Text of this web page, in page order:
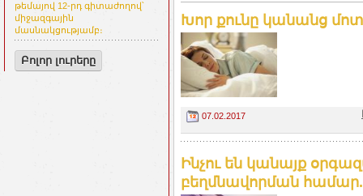
թեմայով 12-րդ գիտաժողով՝
միջազգային
մասնակցությամբ։
Բոլոր լուրերը
Խոր քունը կանանց
07.02.2017
Ինչու են կանայք
բեղմնավորման համար.